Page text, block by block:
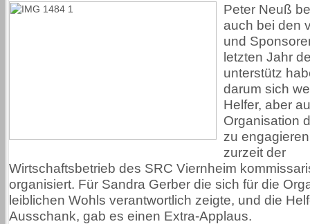
Peter Neuß
auch bei den
und
letzten Jahr
unterstütz
darum sich
Helfer, aber
Organisation
zu
zurzeit der
Wirtschaftsbetrieb des SRC Viernheim
organisiert. Für Sandra Gerber die sich für die
leiblichen Wohls verantwortlich zeigte, und die
Ausschank, gab es einen Extra-Applaus.